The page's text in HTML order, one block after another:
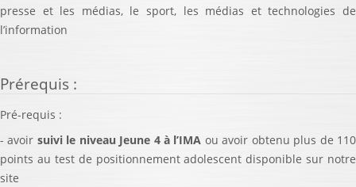
presse et les médias, le sport, les médias et technologies de
l’information
Prérequis :
Pré-requis :
- avoir suivi le niveau Jeune 4 à l’IMA ou avoir obtenu plus de 110
points au test de positionnement adolescent disponible sur notre
site